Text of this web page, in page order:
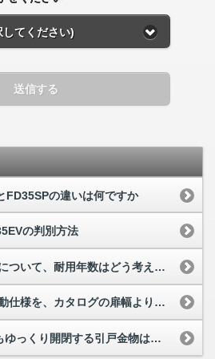
してください)
送信する
FD35SPの違いは何ですか
の判別方法
引き戸金物FDシリーズについて、耐用年数はどう考えれば良いですか
引戸金物FDシリーズ連動仕様を、カタログの扉幅より小さくして使いたい
戸先・戸尻、双方向ともゆっくり開閉する引戸金物はありますか